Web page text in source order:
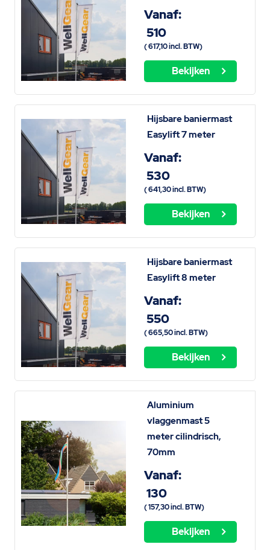
Vanaf:
510
(617,10incl. BTW)
Bekijken
Hijsbare baniermast
Easylift 7 meter
Vanaf:
530
(641,30incl. BTW)
Bekijken
Hijsbare baniermast
Easylift 8 meter
Vanaf:
550
(665,50incl. BTW)
Bekijken
Aluminium
vlaggenmast 5
meter cilindrisch,
70mm
Vanaf:
130
(157,30incl. BTW)
Bekijken